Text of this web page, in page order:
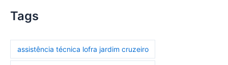
Tags
assistência técnica lofra jardim cruzeiro